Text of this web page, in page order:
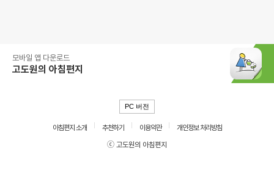
모바일 앱 다운로드
고도원의 아침편지
PC 버전
아침편지 소개 추천하기 이용약관
개인정보 처리방침
ⓒ 고도원의 아침편지